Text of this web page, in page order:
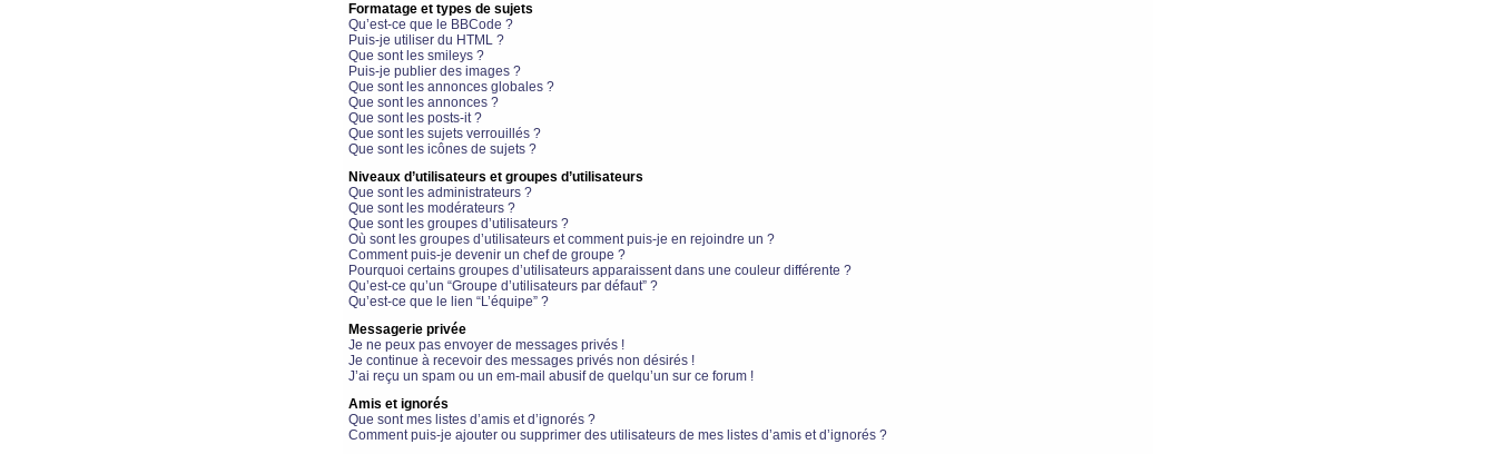
Formatage et types de sujets
Qu’est-ce que le BBCode ?
Puis-je utiliser du HTML ?
Que sont les smileys ?
Puis-je publier des images ?
Que sont les annonces globales ?
Que sont les annonces ?
Que sont les posts-it ?
Que sont les sujets verrouillés ?
Que sont les icônes de sujets ?
Niveaux d’utilisateurs et groupes d’utilisateurs
Que sont les administrateurs ?
Que sont les modérateurs ?
Que sont les groupes d’utilisateurs ?
Où sont les groupes d’utilisateurs et comment puis-je en rejoindre un ?
Comment puis-je devenir un chef de groupe ?
Pourquoi certains groupes d’utilisateurs apparaissent dans une couleur différente ?
Qu’est-ce qu’un “Groupe d’utilisateurs par défaut” ?
Qu’est-ce que le lien “L’équipe” ?
Messagerie privée
Je ne peux pas envoyer de messages privés !
Je continue à recevoir des messages privés non désirés !
J’ai reçu un spam ou un em-mail abusif de quelqu’un sur ce forum !
Amis et ignorés
Que sont mes listes d’amis et d’ignorés ?
Comment puis-je ajouter ou supprimer des utilisateurs de mes listes d’amis et d’ignorés ?